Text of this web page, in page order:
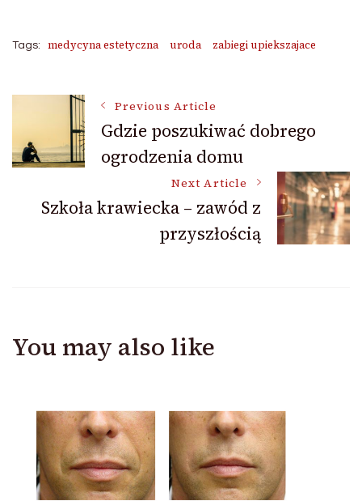
Tags: medycyna estetyczna uroda zabiegi upiekszajace
Post
Navigation
Previous Article
Gdzie poszukiwać dobrego
ogrodzenia domu
Next Article
Szkoła krawiecka – zawód z
przyszłością
You may also like